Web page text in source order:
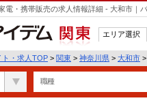
電・携帯販売の求人情報詳細 - 大和市｜
関東
エリア選択
ト・求人TOP > 関東 > 神奈川県 > 大和市 >
職種
遣